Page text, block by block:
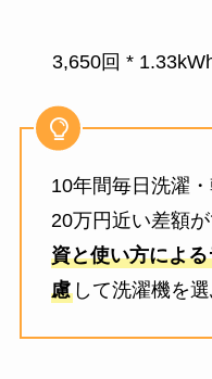
3,650回 *
10年間毎日洗濯
20万円近い差額が
資と使い方によ
慮して洗濯機を選